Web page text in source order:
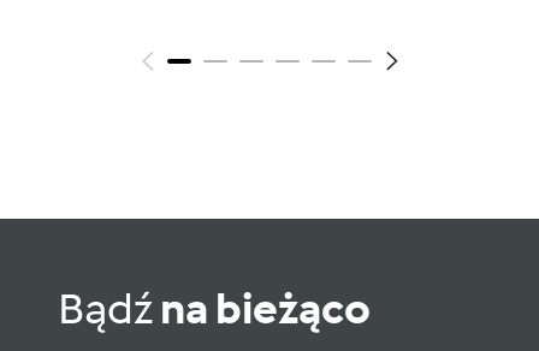
Bądźna bieżąco